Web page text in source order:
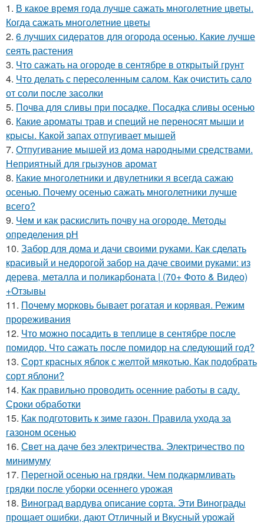
1. В какое время года лучше сажать многолетние цветы.
Когда сажать многолетние цветы
2. 6 лучших сидератов для огорода осенью. Какие лучше
сеять растения
3. Что сажать на огороде в сентябре в открытый грунт
4. Что делать с пересоленным салом. Как очистить сало
от соли после засолки
5. Почва для сливы при посадке. Посадка сливы осенью
6. Какие ароматы трав и специй не переносят мыши и
крысы. Какой запах отпугивает мышей
7. Отпугивание мышей из дома народными средствами.
Неприятный для грызунов аромат
8. Какие многолетники и двулетники я всегда сажаю
осенью. Почему осенью сажать многолетники лучше
всего?
9. Чем и как раскислить почву на огороде. Методы
определения рН
10. Забор для дома и дачи своими руками. Как сделать
красивый и недорогой забор на даче своими руками: из
дерева, металла и поликарбоната | (70+ Фото & Видео)
+Отзывы
11. Почему морковь бывает рогатая и корявая. Режим
прореживания
12. Что можно посадить в теплице в сентябре после
помидор. Что сажать после помидор на следующий год?
13. Сорт красных яблок с желтой мякотью. Как подобрать
сорт яблони?
14. Как правильно проводить осенние работы в саду.
Сроки обработки
15. Как подготовить к зиме газон. Правила ухода за
газоном осенью
16. Свет на даче без электричества. Электричество по
минимуму
17. Перегной осенью на грядки. Чем подкармливать
грядки после уборки осеннего урожая
18. Виноград вардува описание сорта. Эти Винограды
прощает ошибки, дают Отличный и Вкусный урожай